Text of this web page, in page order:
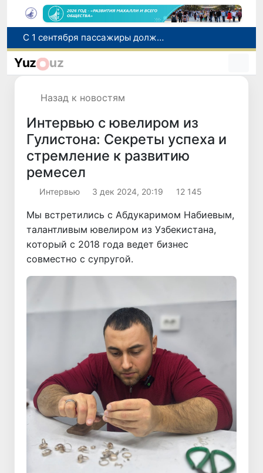
В Сурхандарье пресечена деятельность подпольной группы, планировавшей теракты и выезд в Сирию
В Узбекистане упростят открытие бизнеса и расширят возможности выбора фамилии для ребенка
Yuz uz
Назад к новостям
Интервью с ювелиром из
Гулистона: Секреты успеха и
стремление к развитию
ремесел
Интервью 3 дек 2024, 20:19 12 145
Мы встретились с Абдукаримом Набиевым,
талантливым ювелиром из Узбекистана,
который с 2018 года ведет бизнес
совместно с супругой.